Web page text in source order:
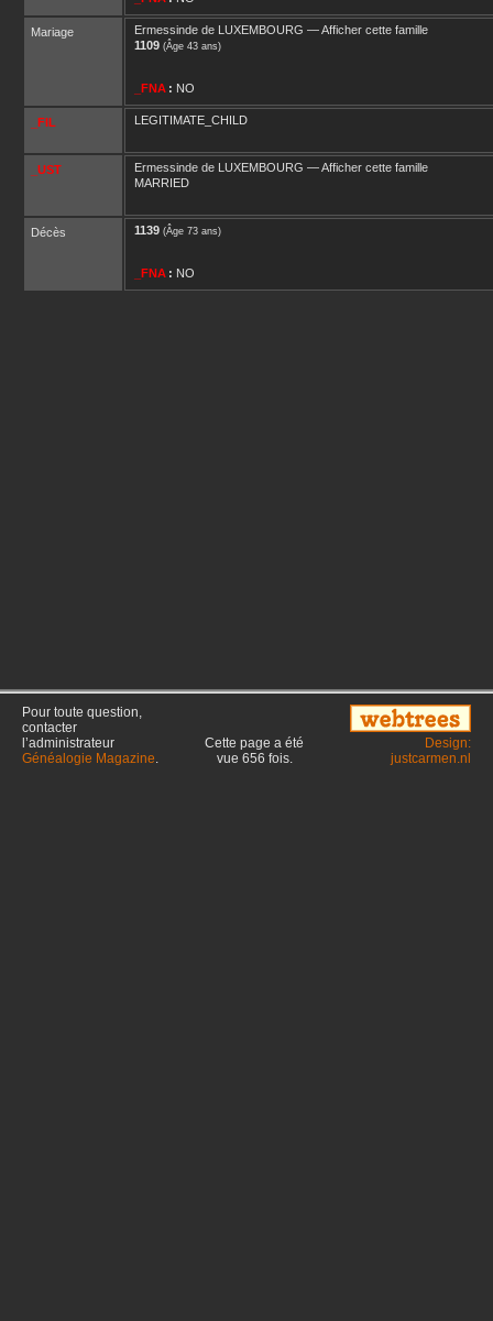
Mariage Ermessinde de LUXEMBOURG —Afficher cette famille
1109 (Âge 43 ans)
_FNA : NO
_FIL LEGITIMATE_CHILD
_UST Ermessinde de LUXEMBOURG —Afficher cette famille
MARRIED
Décès 1139 (Âge 73 ans)
_FNA : NO
Pour toute question,
contacter
l’administrateur
Généalogie Magazine.
Cette page a été
vue 656 fois.
Design:
justcarmen.nl